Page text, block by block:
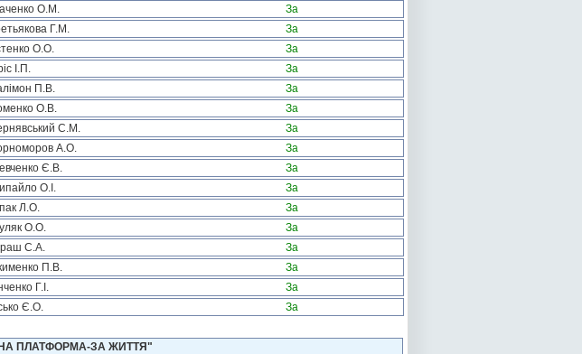
О.М.
За
Г.М.
За
О.О.
За
І.П.
За
П.В.
За
О.В.
За
С.М.
За
А.О.
За
Є.В.
За
О.І.
За
Л.О.
За
О.О.
За
С.А.
За
П.В.
За
Г.І.
За
Є.О.
За
ПЛАТФОРМА-ЗА ЖИТТЯ"